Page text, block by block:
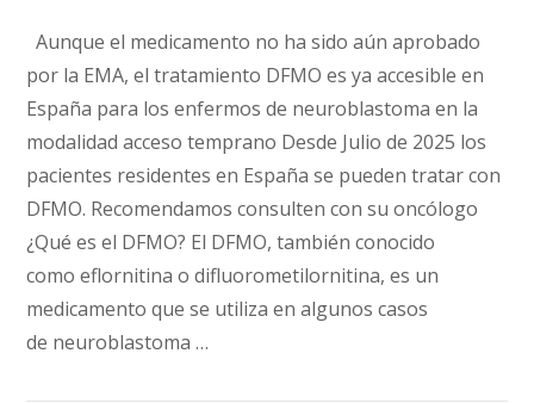
Aunque el medicamento no ha sido aún aprobado
por la EMA, el tratamiento DFMO es ya accesible en
España para los enfermos de neuroblastoma en la
modalidad acceso temprano Desde Julio de 2025 los
pacientes residentes en España se pueden tratar con
DFMO. Recomendamos consulten con su oncólogo
¿Qué es el DFMO? El DFMO, también conocido
como eflornitina o difluorometilornitina, es un
medicamento que se utiliza en algunos casos
de neuroblastoma …